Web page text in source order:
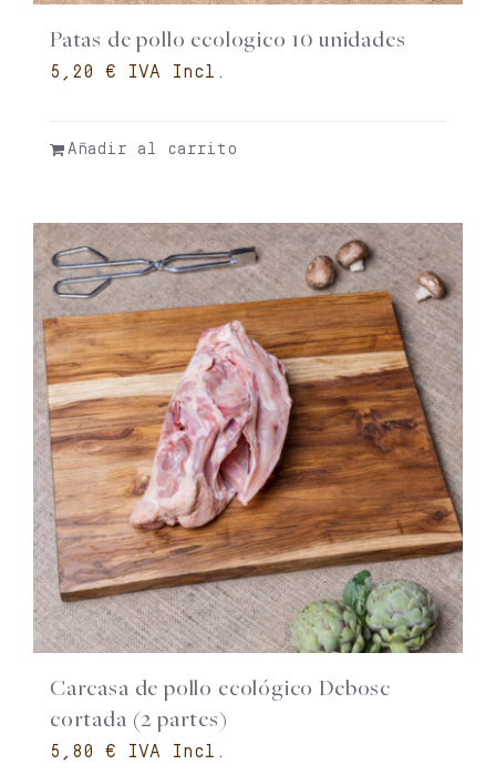
Patas de pollo ecologico 10 unidades
€
Añadir al carrito
Carcasa de pollo ecológico Debosc
cortada (2 partes)
€